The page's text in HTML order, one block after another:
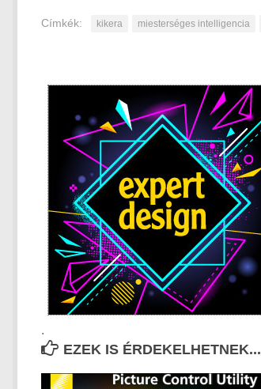
Címkék: kikera miesterséges intelligencia
.
EZEK IS ÉRDEKELHETNEK...